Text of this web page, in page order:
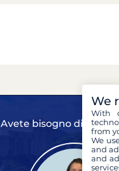
Avete bisogno di un
We
With
from
We
and
and